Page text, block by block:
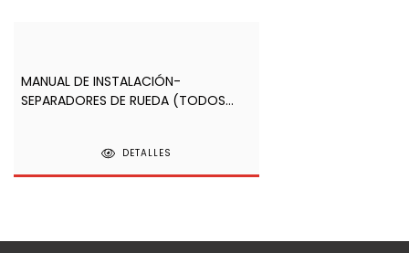
MANUAL DE INSTALACIÓN-
SEPARADORES DE RUEDA (TODOS
DETALLES